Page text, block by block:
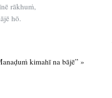
rākhuṁ,
hō.
kimahī na bājē” »